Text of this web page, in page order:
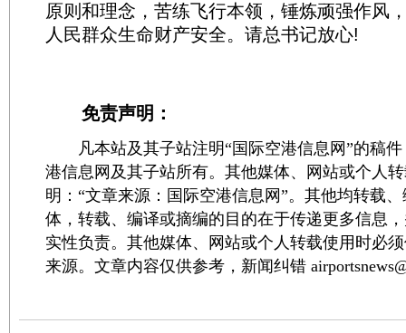
原则和理念，苦练飞行本领，锤炼顽强作风
人民群众生命财产安全。请总书记放心!
免责声明：
凡本站及其子站注明“国际空港信息网”的稿件
港信息网及其子站所有。其他媒体、网站或个人
明：“文章来源：国际空港信息网”。其他均转载
体，转载、编译或摘编的目的在于传递更多信息
实性负责。其他媒体、网站或个人转载使用时必
来源。文章内容仅供参考，新闻纠错